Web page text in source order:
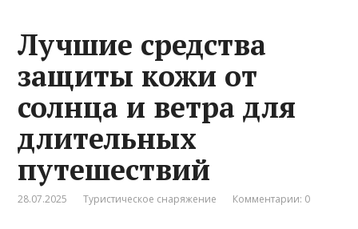
Лучшие средства
защиты кожи от
солнца и ветра для
длительных
путешествий
28.07.2025 Туристическое снаряжение Комментарии: 0